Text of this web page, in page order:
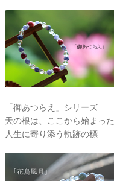
「御あつらえ」シリーズ
天の根は、ここから始まった
人生に寄り添う軌跡の標